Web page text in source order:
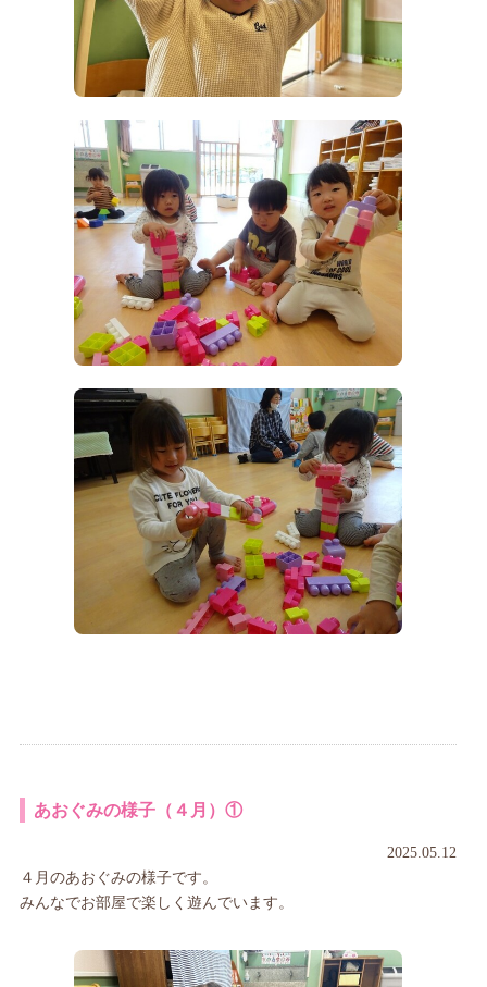
あおぐみの様子（４月）①
2025.05.12
４月のあおぐみの様子です。
みんなでお部屋で楽しく遊んでいます。